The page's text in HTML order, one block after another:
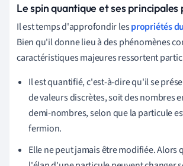
Le spin quantique et ses
Il est temps d'approfondir lespropriétés
Bien qu'il donne lieu à des phénomènes
caractéristiques majeures ressortent
Il est quantifié, c'est-à-dire qu'il se
de valeurs discrètes, soit des nombres
demi-nombres, selon que la particule
fermion.
Elle ne peut jamais être modifiée. Alors